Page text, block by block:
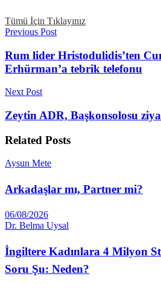
Tümü İçin Tıklayınız
Previous Post
Rum lider Hristodulidis’ten
Erhürman’a tebrik telefonu
Next Post
Zeytin ADR, Başkonsolosu
Related Posts
Aysun Mete
Arkadaşlar mı, Partner mi?
06/08/2026
Dr. Belma Uysal
İngiltere Kadınlara 4 Milyon
Soru Şu: Neden?